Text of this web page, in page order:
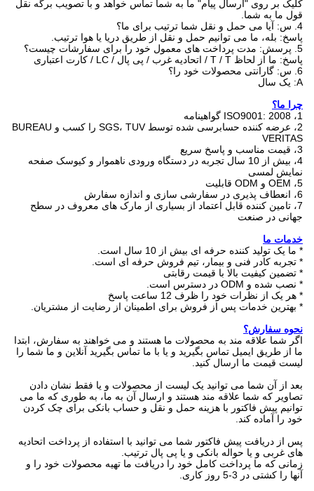
کلیک بر روی "ارسال پیام" ما به شما تماس خواهد و با تصویب برگه نقل
قول ما به شما.
4. س: آیا می حمل و نقل شما ترتیب برای ما؟
پاسخ: بله، ما می توانیم حمل و نقل از طریق دریا یا هوا ترتیب.
5. پرسش: مدت پرداخت های معمول خود را برای سفارشات چیست؟
پاسخ: ما از لحاظ T / T / اتحادیه غرب / پی پال / LC / کارت اعتباری
6. س: گارانتی محصولات خود را؟
A: یک سال
چرا ما؟
1، ISO9001: 2008 گواهینامه
2، عرضه کننده حسابرسی شده توسط SGS، TUV را کسب و BUREAU
VERITAS
3، قیمت مناسب و پاسخ سریع
4، بیش از 10 سال تجربه در دستگاه ورودی ناهموار و کیوسک صفحه
نمایش لمسی
5، OEM و ODM قابلیت
6، انعطاف پذیری در سفارشی سازی و اندازه سفارش
7، تامین کننده قابل اعتماد از بسیاری از مارک های معروف در سطح
جهانی در صنعت
خدمات ما
* ما یک تولید کننده حرفه ای بیش از 10 سال است.
* تجربه کادر فنی و بیمار، تیم فروش حرفه ای است.
* تضمین کیفیت بالا با قیمت رقابتی
* نصب شده و ODM در دسترس است.
* هر یک از نظرات خود را ظرف 12 ساعت پاسخ
* بهترین خدمات پس از فروش برای اطمینان از رضایت از مشتریان.
نحوه سفارش؟
اگر شما علاقه مند به محصولات ما هستند و می خواهند به سفارش، ابتدا
ما از طریق ایمیل تماس بگیرید و یا با ما تماس بگیرید آنلاین و ما شما را
لیست قیمت ما ارسال کنید.
بعد از آن شما می توانید یک لیست از محصولات و یا فقط نشان دادن
تصاویر که شما علاقه مند هستند و ارسال آن به ما، به طوری که ما می
توانیم پیش فاکتور با هزینه حمل و نقل و حساب بانکی برای چک کردن
خود را آماده کند.
پس از دریافت پیش فاکتور شما می توانید با استفاده از پرداخت اتحادیه
های غربی و یا حواله بانکی و یا پی پال ترتیب.
زمانی که ما پرداخت کامل خود را دریافت ما تهیه محصولات خود را و
آنها را کشتی در 3-5 روز کاری.